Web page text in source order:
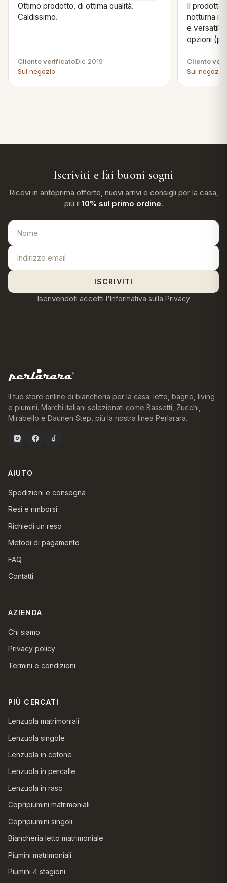
Ottimo prodotto, di ottima qualità.
Caldissimo.
Cliente verificatoDic 2019
Sul negozio
Il prodotto
notturna in
e versatile
opzioni
Cliente
Sul negozio
Iscriviti e fai buoni sogni
Ricevi in anteprima offerte, nuovi arrivi e consigli per la casa,
più il 10% sul primo ordine.
ISCRIVITI
Iscrivendoti accetti l'Informativa sulla Privacy
Il tuo store online di biancheria per la casa: letto, bagno, living
e piumini. Marchi italiani selezionati come Bassetti, Zucchi,
Mirabello e Daunen Step, più la nostra linea Perlarara.
AIUTO
Spedizioni e consegna
Resi e rimborsi
Richiedi un reso
Metodi di pagamento
FAQ
Contatti
AZIENDA
Chi siamo
Privacy policy
Termini e condizioni
PIÙ CERCATI
Lenzuola matrimoniali
Lenzuola singole
Lenzuola in cotone
Lenzuola in percalle
Lenzuola in raso
Copripiumini matrimoniali
Copripiumini singoli
Biancheria letto matrimoniale
Piumini matrimoniali
Piumini 4 stagioni